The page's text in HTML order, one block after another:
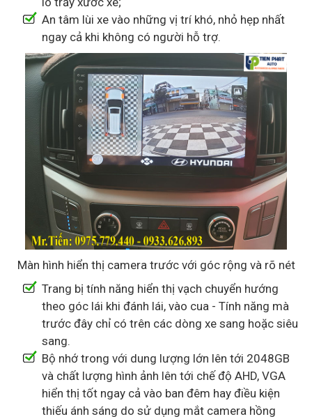
An tâm lùi xe vào những vị trí khó, nhỏ hẹp nhất
ngay cả khi không có người hỗ trợ.
Màn hình hiển thị camera trước với góc rộng và rõ nét
Trang bị tính năng hiển thị vạch chuyển hướng
theo góc lái khi đánh lái, vào cua - Tính năng mà
trước đây chỉ có trên các dòng xe sang hoặc siêu
sang.
Bộ nhớ trong với dung lượng lớn lên tới 2048GB
và chất lượng hình ảnh lên tới chế độ AHD, VGA
hiển thị tốt ngay cả vào ban đêm hay điều kiện
thiếu ánh sáng do sử dụng mắt camera hồng